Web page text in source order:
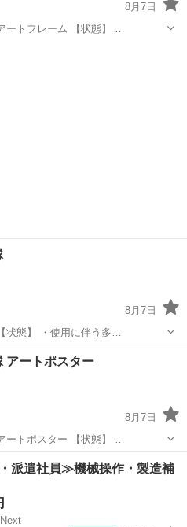
8月7日
アートフレーム 【状態】 …
8月7日
【状態】 ・使用に伴う多…
雑貨/小物 額縁
アートポスター
8月7日
アートポスター 【状態】 …
貨/小物 アート
派遣社員≫機械操作・製造補